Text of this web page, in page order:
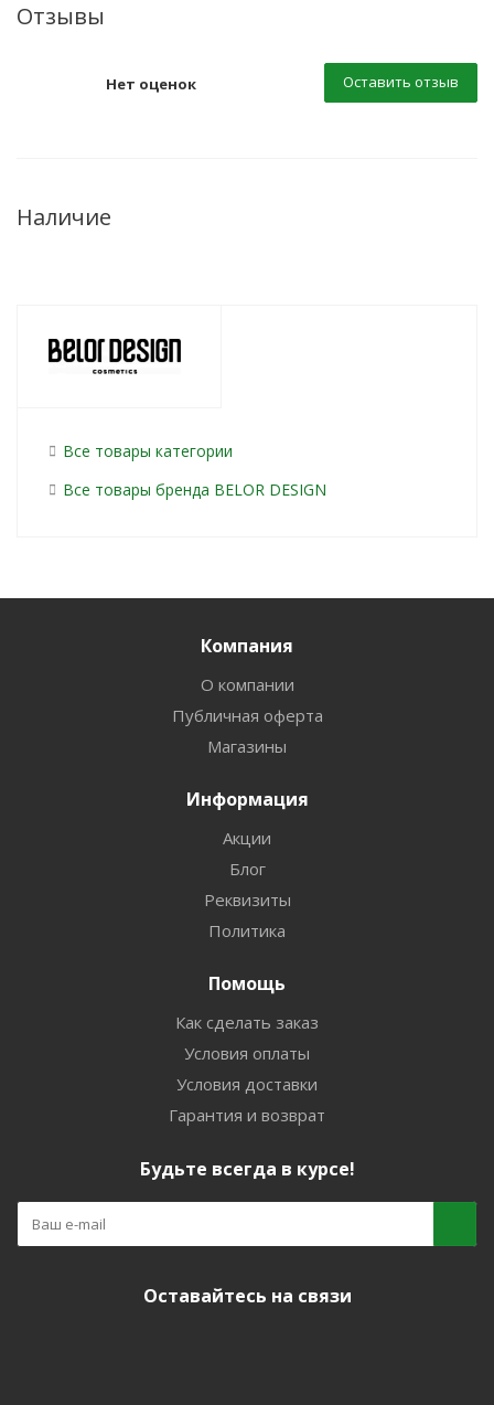
Отзывы
Нет оценок Оставить отзыв
Наличие
Все товары категории
Все товары бренда BELOR DESIGN
Компания
О компании
Публичная оферта
Магазины
Информация
Акции
Блог
Реквизиты
Политика
Помощь
Как сделать заказ
Условия оплаты
Условия доставки
Гарантия и возврат
Будьте всегда в курсе!
Оставайтесь на связи